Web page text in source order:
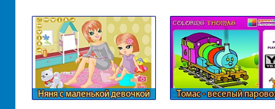
Няня с маленькой девочкой Томас - веселый